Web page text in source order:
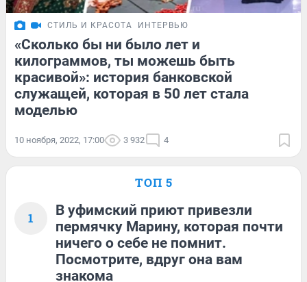
СТИЛЬ И КРАСОТА ИНТЕРВЬЮ
«Сколько бы ни было лет и
килограммов, ты можешь быть
красивой»: история банковской
служащей, которая в 50 лет стала
моделью
10 ноября, 2022, 17:00 3 932 4
ТОП 5
1
В уфимский приют привезли
пермячку Марину, которая почти
ничего о себе не помнит.
Посмотрите, вдруг она вам
знакома